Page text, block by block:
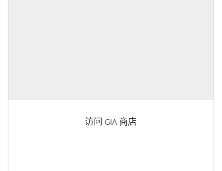
访问 GIA 商店